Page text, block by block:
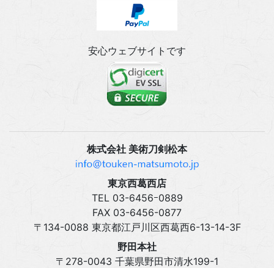
安心ウェブサイトです
株式会社 美術刀剣松本
東京西葛西店
TEL 03‍-6456ｰ0889
FAX 03‍-6456-0877
〒134-0088 東京都江戸川区西葛西6-13-14-3F
野田本社
〒278-0043 千葉県野田市清水199-1